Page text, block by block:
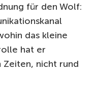
für den Wolf:
das kleine
hat er
nicht rund